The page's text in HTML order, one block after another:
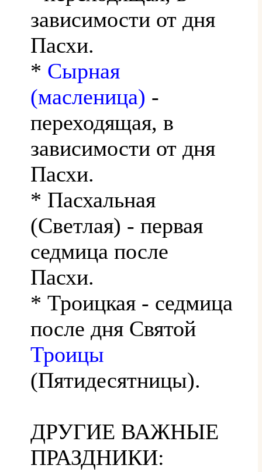
зависимости от дня
Пасхи.
* Сырная
(масленица) -
переходящая, в
зависимости от дня
Пасхи.
* Пасхальная
(Светлая) - первая
седмица после
Пасхи.
* Троицкая - седмица
после дня Святой
Троицы
(Пятидесятницы).
ДРУГИЕ ВАЖНЫЕ
ПРАЗДНИКИ: